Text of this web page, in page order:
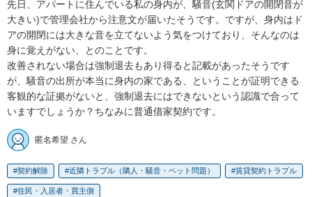
先日、アパートに住んでいる私の身内が、騒音(玄関ドアの開閉音が
大きい)で管理会社から注意文が届いたそうです。ですが、身内はド
アの開閉には大きな音を立てないよう気をつけており、そんなのは
身に覚えがない、とのことです。
改善されない場合は強制退去もあり得ると記載があったそうです
が、騒音の出所が本当に身内の家である、ということが証明できる
客観的な証拠がないと、強制退去にはできないという認識で合って
いますでしょうか？ちなみに普通借家契約です。
匿名希望 さん
契約解除 近隣トラブル（隣人・騒音・ペット問題） 賃貸契約トラブル
住民・入居者・買主側